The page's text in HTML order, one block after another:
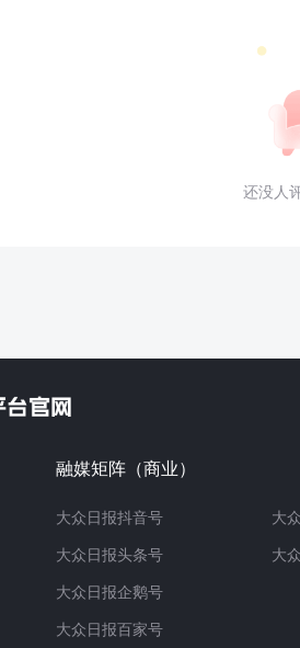
还没人
融媒矩阵（商业）
大众日报抖音号
大众日报头条号
大众日报企鹅号
大众日报百家号
大
大